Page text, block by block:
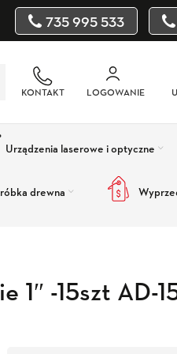
735 995 533
KONTAKT LOGOWANIE
Wyprzedaż
Urządzenia laserowe i optyczne
drewna
1″ -15szt AD-